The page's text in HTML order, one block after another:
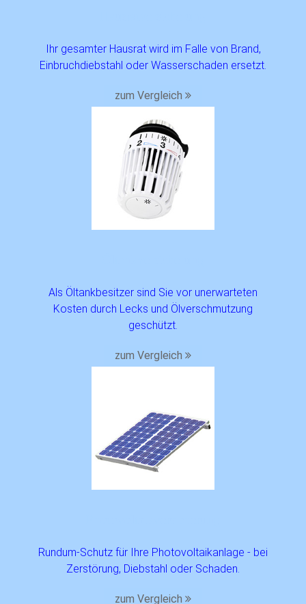
Ihr gesamter Hausrat wird im Falle von Brand,
Einbruchdiebstahl oder Wasserschaden ersetzt.
zum Vergleich
Als Öltankbesitzer sind Sie vor unerwarteten
Kosten durch Lecks und Ölverschmutzung
geschützt.
zum Vergleich
Rundum-Schutz für Ihre Photovoltaikanlage - bei
Zerstörung, Diebstahl oder Schaden.
zum Vergleich